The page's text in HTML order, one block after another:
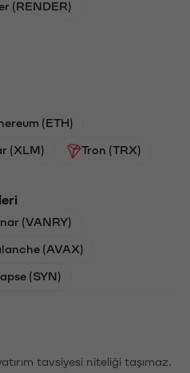
(RENDER)
(ETH)
(XLM) Tron (TRX)
(VANRY)
(AVAX)
(SYN)
tavsiyesi niteliği taşımaz.